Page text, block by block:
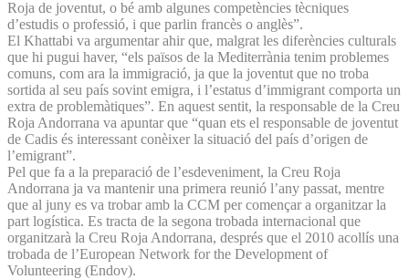
Roja de joventut, o bé amb algunes competències tècniques
d’estudis o professió, i que parlin francès o anglès”.
El Khattabi va argumentar ahir que, malgrat les diferències culturals
que hi pugui haver, “els països de la Mediterrània tenim problemes
comuns, com ara la immigració, ja que la joventut que no troba
sortida al seu país sovint emigra, i l’estatus d’immigrant comporta un
extra de problemàtiques”. En aquest sentit, la responsable de la Creu
Roja Andorrana va apuntar que “quan ets el responsable de joventut
de Cadis és interessant conèixer la situació del país d’origen de
l’emigrant”.
Pel que fa a la preparació de l’esdeveniment, la Creu Roja
Andorrana ja va mantenir una primera reunió l’any passat, mentre
que al juny es va trobar amb la CCM per començar a organitzar la
part logística. Es tracta de la segona trobada internacional que
organitzarà la Creu Roja Andorrana, després que el 2010 acollís una
trobada de l’European Network for the Development of
Volunteering (Endov).